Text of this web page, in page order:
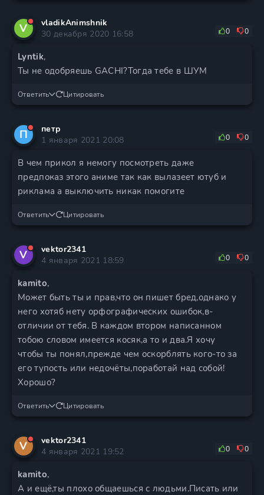
V
vladikAnimshnik
30 декабря 2020 16:58
0 0
Lyntik,
Ты не одобряешь GACHI?Тогда тебе в ШУМ
Ответить Цитировать
П
петр
1 января 2021 20:08
0 0
В чем прикол я немогу посмотреть даже
предпоказ этого аниме так как вылазеет ютуб и
риклама а выключить никак помогите
Ответить Цитировать
V
vektor2341
4 января 2021 18:59
0 0
kamito,
Может быть ты и прав,что он пишет бред,однако у
него хотяб нету орфографических ошибок,в-
отличии от тебя. В каждом втором написанном
тобою словом имеется косяк,а то и два.Я хочу
чтобы ты понял,прежде чем оскорблять кого-то за
его тупость или недочёты,поработай над собой!
Хорошо?
Ответить Цитировать
V
vektor2341
4 января 2021 19:52
0 0
kamito,
А и ещё,ты плохо общаешься с людьми.Писать или